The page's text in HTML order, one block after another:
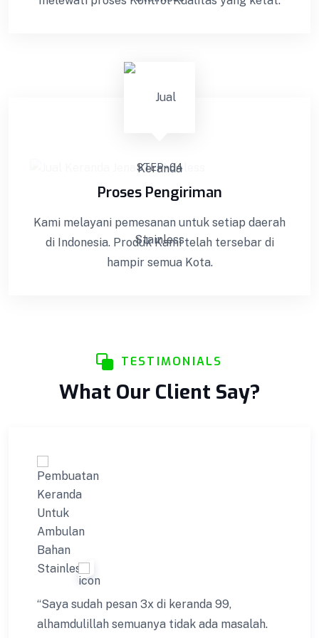
Podium Minimalis
Podium Minimalis BISA COD !! GARANSI Barang
100%! Dapatkan Keranda Kualitas Premium ||
Control ketat untuk menjaga Kualitas.
STEP - 04
Proses Pengiriman
Kami melayani pemesanan untuk setiap daerah
di Indonesia. Produk Kami telah tersebar di
hampir semua Kota.
TESTIMONIALS
What Our Client Say?
“Saya sudah pesan 3x di keranda 99,
alhamdulillah semuanya tidak ada masalah.